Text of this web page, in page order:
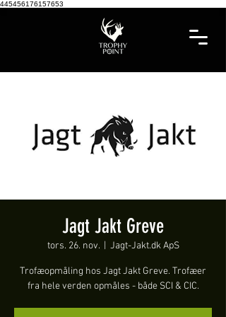
445456176157653
Jagt Jakt Greve
tors. 26. nov.
  |
Jagt-Jakt.dk ApS
Trofæopmåling hos Jagt Jakt Greve. Trofæer
fra hele verden opmåles - både SCI & CIC.